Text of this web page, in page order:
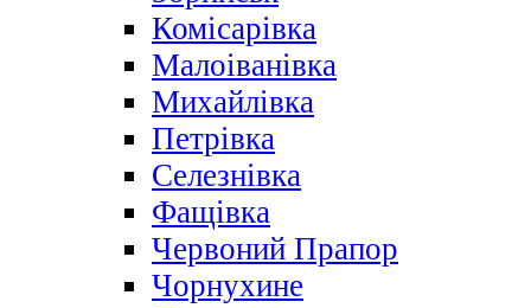
Комісарівка
Малоіванівка
Михайлівка
Петрівка
Селезнівка
Фащівка
Червоний Прапор
Чорнухине